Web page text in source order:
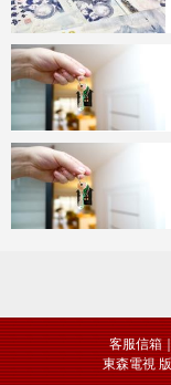
客服信箱
東森電視